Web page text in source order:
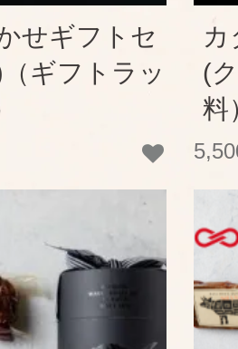
せギフトセ
ギフトラッ
(
料